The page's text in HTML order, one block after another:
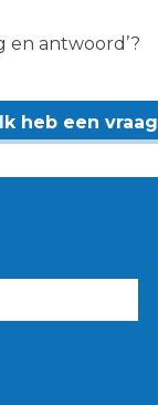
en antwoord’?
Ik heb een vraag